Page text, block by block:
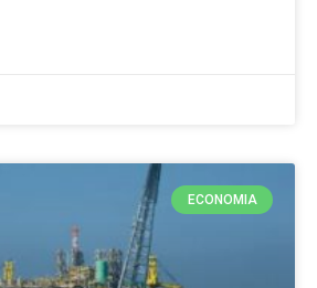
ECONOMIA